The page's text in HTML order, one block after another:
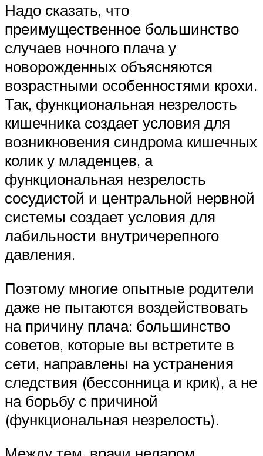
Надо сказать, что
преимущественное большинство
случаев ночного плача у
новорожденных объясняются
возрастными особенностями крохи.
Так, функциональная незрелость
кишечника создает условия для
возникновения синдрома кишечных
колик у младенцев, а
функциональная незрелость
сосудистой и центральной нервной
системы создает условия для
лабильности внутричерепного
давления.
Поэтому многие опытные родители
даже не пытаются воздействовать
на причину плача: большинство
советов, которые вы встретите в
сети, направлены на устранения
следствия (бессонница и крик), а не
на борьбу с причиной
(функциональная незрелость).